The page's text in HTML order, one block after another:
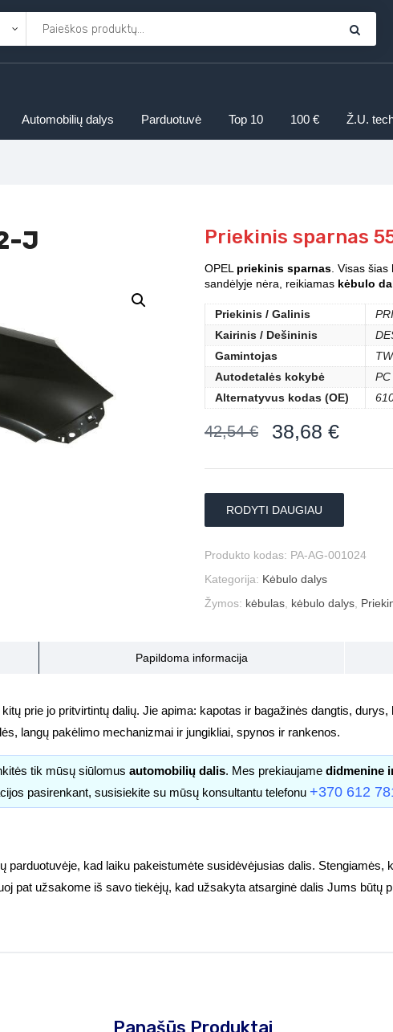
Automobilių dalys Parduotuvė Top 10 100 € Ž.U.
J Priekinis sparnas
OPEL priekinis sparnas . Visas šias
sandėlyje nėra, reikiamas kėbulo
Priekinis / Galinis
Kairinis / Dešininis
Gamintojas
TW
Autodetalės kokybė
PC
Alternatyvus kodas (OE)
42,54€ 38,68 €
RODYTI DAUGIAU
Produkto kodas: PA-AG-001024
Kategorija: Kėbulo dalys
Žymos: kėbulas kėbulo dalys
Papildoma informacija
prie jo pritvirtintų dalių. Jie apima: kapotas ir bagažinės dangtis,
langų pakėlimo mechanizmai ir jungikliai, spynos ir rankenos.
tik mūsų siūlomus automobilių dalis. Mes prekiaujame didmenine
pasirenkant, susisiekite su mūsų konsultantu telefonu +370 612
parduotuvėje, kad laiku pakeistumėte susidėvėjusias dalis. Stengiamės,
pat užsakome iš savo tiekėjų, kad užsakyta atsarginė dalis Jums būtų
Panašūs Produktai